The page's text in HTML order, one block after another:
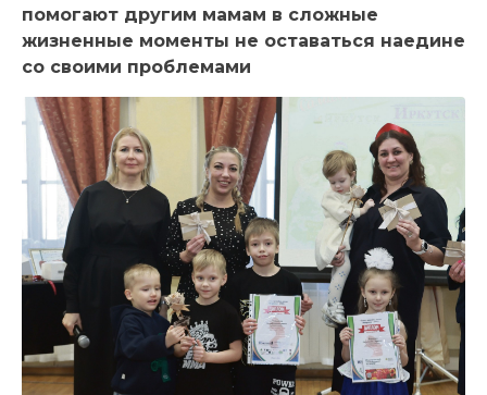
помогают другим мамам в сложные
жизненные моменты не оставаться наедине
со своими проблемами